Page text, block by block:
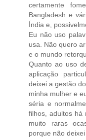
certamente
Bangladesh e
Índia e,
Eu não uso
usa. Não quero
e o mundo
Quanto ao uso
aplicação
deixei a gestão
minha mulher e
séria e
filhos, adultos há
muito raras
porque não